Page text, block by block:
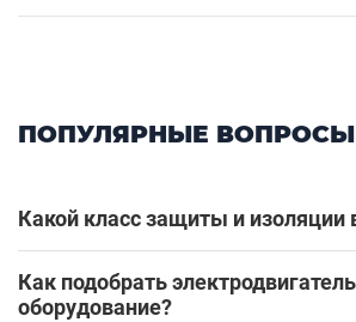
ПОПУЛЯРНЫЕ ВОПРОСЫ
Какой класс защиты и изоляции
Как подобрать
оборудование?